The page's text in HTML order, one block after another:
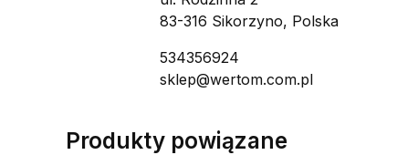
83-316 Sikorzyno, Polska
534356924
sklep@wertom.com.pl
Produkty powiązane